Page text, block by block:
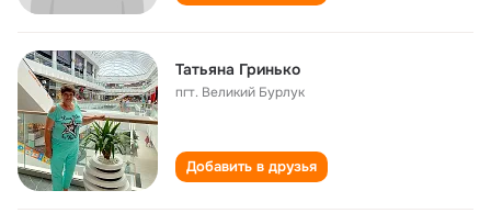
Татьяна Гринько
пгт. Великий Бурлук
Добавить в друзья